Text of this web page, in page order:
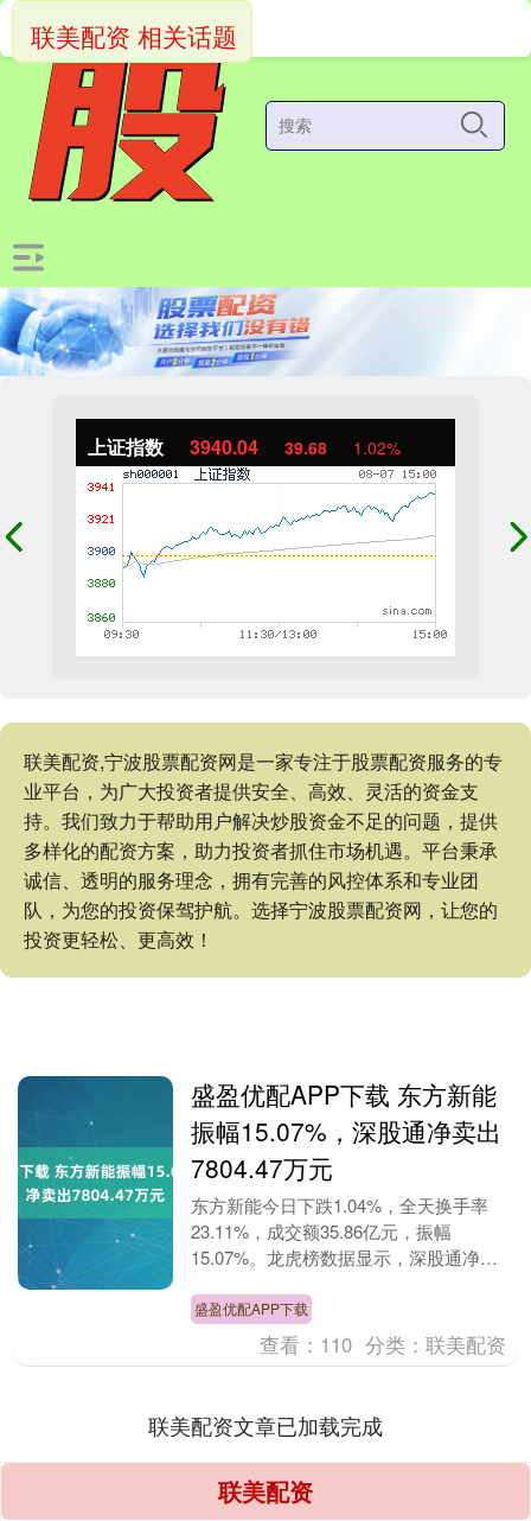
上证指数 3940.04 39.68 1.02%
联美配资,宁波股票配资网是一家专注于股票配资服务的专
业平台，为广大投资者提供安全、高效、灵活的资金支
持。我们致力于帮助用户解决炒股资金不足的问题，提供
多样化的配资方案，助力投资者抓住市场机遇。平台秉承
诚信、透明的服务理念，拥有完善的风控体系和专业团
队，为您的投资保驾护航。选择宁波股票配资网，让您的
投资更轻松、更高效！
联美配资 相关话题
盛盈优配APP下载 东方新能
振幅15.07%，深股通净卖出
7804.47万元
东方新能今日下跌1.04%，全天换手率
23.11%，成交额35.86亿元，振幅
15.07%。龙虎榜数据显示，深股通净卖
出....
盛盈优配APP下载
查看： 110 分类：联美配资
联美配资文章已加载完成
联美配资